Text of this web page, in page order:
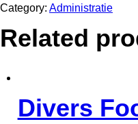
Category: Administratie
Related
Divers